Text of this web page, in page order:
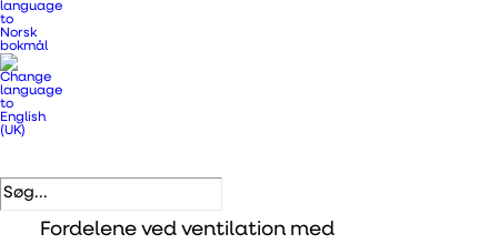
DUKA One Vs
VillaVentilation
Forskellen på 1-rums varmegenvinding og
Fordelene ved ventilation med